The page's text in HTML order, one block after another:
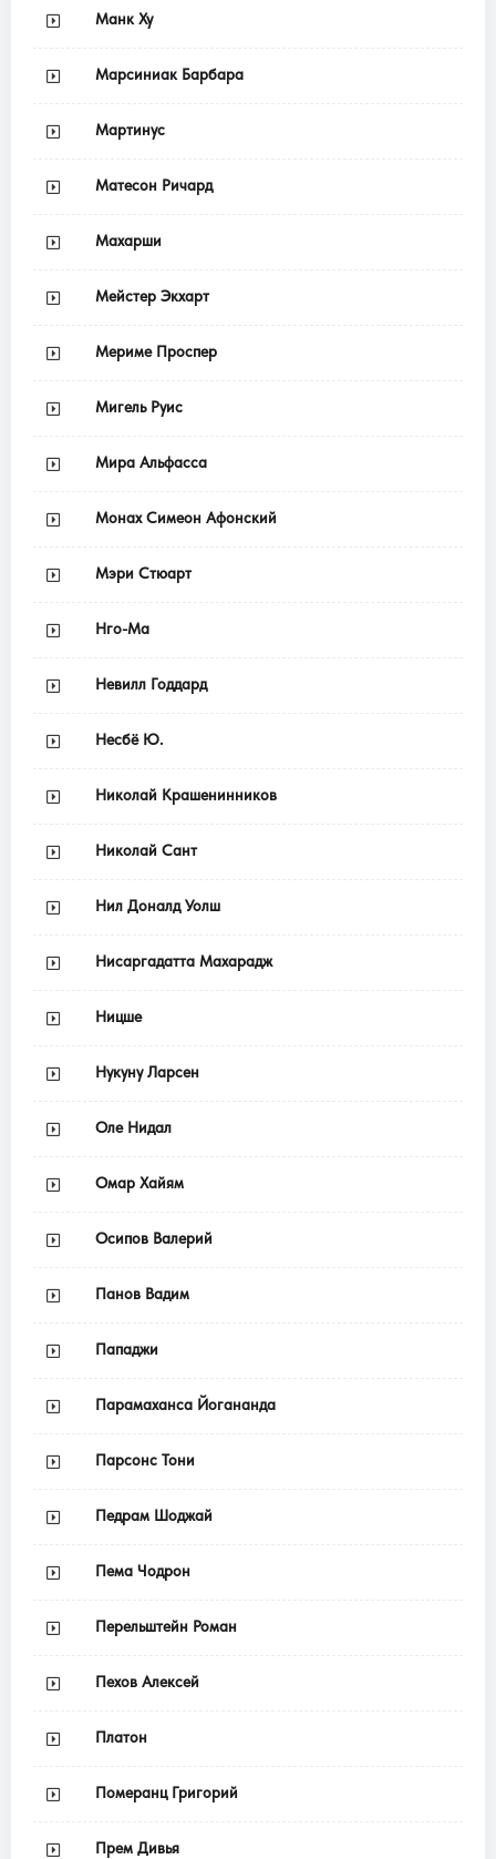
Манк Ху
Марсиниак Барбара
Мартинус
Матесон Ричард
Махарши
Мейстер Экхарт
Мериме Проспер
Мигель Руис
Мира Альфасса
Монах Симеон Афонский
Мэри Стюарт
Нго-Ма
Невилл Годдард
Несбё Ю.
Николай Крашенинников
Николай Сант
Нил Доналд Уолш
Нисаргадатта Махарадж
Ницше
Нукуну Ларсен
Оле Нидал
Омар Хайям
Осипов Валерий
Панов Вадим
Пападжи
Парамаханса Йогананда
Парсонс Тони
Педрам Шоджай
Пема Чодрон
Перельштейн Роман
Пехов Алексей
Платон
Померанц Григорий
Прем Дивья